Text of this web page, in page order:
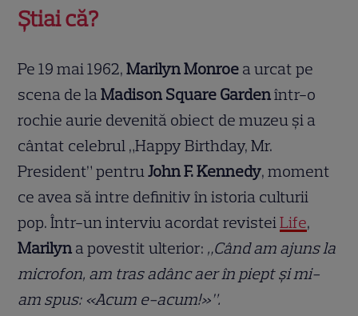
Știai că?
Pe 19 mai 1962,Marilyn Monroe a urcat pe
scena de laMadison Square Gardenîntr-o
rochie aurie devenită obiect de muzeu și a
cântat celebrul „Happy Birthday, Mr.
President” pentruJohn F. Kennedy, moment
ce avea să intre definitiv în istoria culturii
pop. Într-un interviu acordat revisteiLife,
Marilyn a povestit ulterior: „Când am ajuns la
microfon, am tras adânc aer în piept și mi-
am spus: «Acum e-acum!»”.